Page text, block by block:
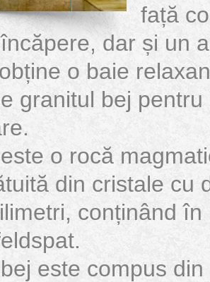
față
dar și un
o baie
granitul bej pentru
o rocă
din cristale cu
conținând în
este compus